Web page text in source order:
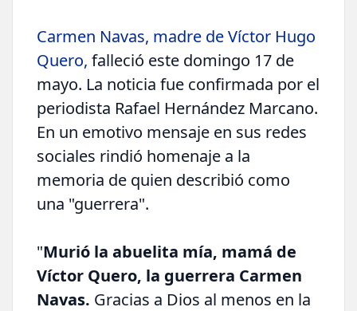
Carmen Navas, madre de Víctor Hugo
Quero, falleció este domingo 17 de
mayo. La noticia fue confirmada por el
periodista Rafael Hernández Marcano.
En un emotivo mensaje en sus redes
sociales rindió homenaje a la
memoria de quien describió como
una "guerrera".
"Murió la abuelita mía, mamá de
Víctor Quero, la guerrera Carmen
Navas. Gracias a Dios al menos en la